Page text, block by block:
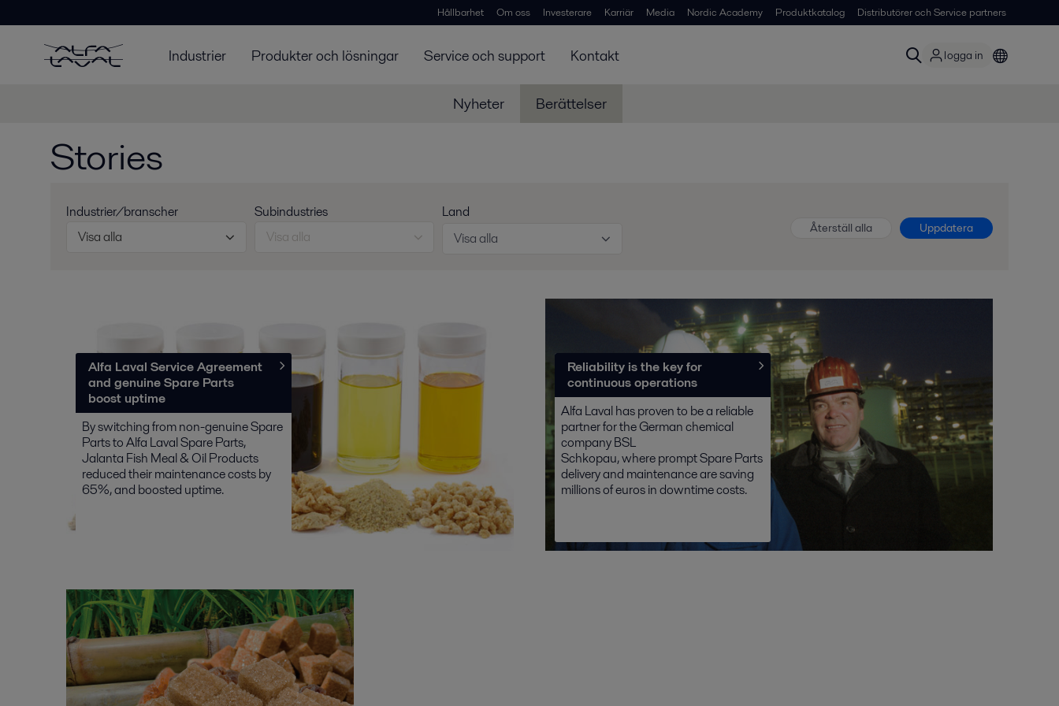
Hållbarhet Om oss Investerare Karriär Media Nordic Academy Produktkatalog Distributörer och Service partners
Industrier Produkter och lösningar Service och support Kontakt logga in
Nyheter Berättelser
Stories
Industrier/branscher
Visa alla
Subindustries
Visa alla
Land
Visa alla
Återställ alla Uppdatera
Alfa Laval Service Agreement
and genuine Spare Parts
boost uptime
By switching from non-genuine Spare
Parts to Alfa Laval Spare Parts,
Jalanta Fish Meal & Oil Products
reduced their maintenance costs by
65%, and boosted uptime.
Reliability is the key for
continuous operations
Alfa Laval has proven to be a reliable
partner for the German chemical
company BSL
Schkopau, where prompt Spare Parts
delivery and maintenance are saving
millions of euros in downtime costs.